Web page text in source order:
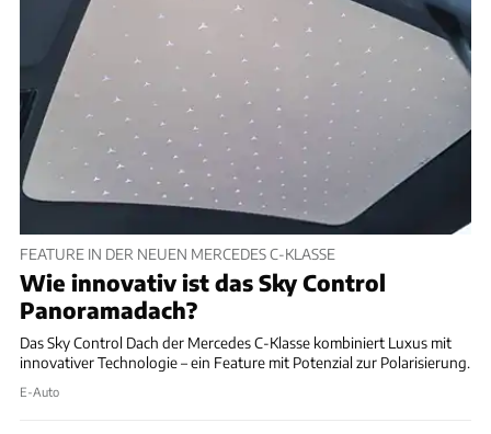
FEATURE IN DER NEUEN MERCEDES C-KLASSE
Wie innovativ ist das Sky Control
Panoramadach?
Das Sky Control Dach der Mercedes C-Klasse kombiniert Luxus mit
innovativer Technologie – ein Feature mit Potenzial zur Polarisierung.
E-Auto